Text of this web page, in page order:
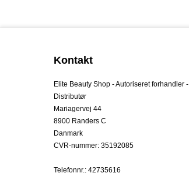
Kontakt
Elite Beauty Shop - Autoriseret forhandler -
Distributør
Mariagervej 44
8900 Randers C
Danmark
CVR-nummer: 35192085
Telefonnr.: 42735616